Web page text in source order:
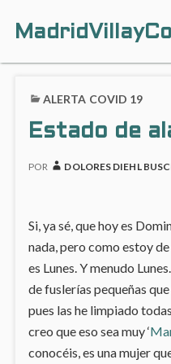
ALERTA COVID 19
Estado de
POR DOLORES DIEHL
Si, ya sé, que hoy es
nada, pero como estoy
es Lunes. Y menudo
de fuslerías pequeñas
pues las he limpiado
creo que eso sea muy ‘
conocéis, es una mujer